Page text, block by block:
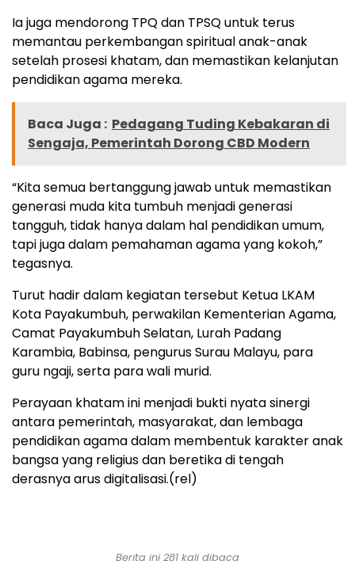
Ia juga mendorong TPQ dan TPSQ untuk terus
memantau perkembangan spiritual anak-anak
setelah prosesi khatam, dan memastikan kelanjutan
pendidikan agama mereka.
Baca Juga : Pedagang Tuding Kebakaran di
Sengaja, Pemerintah Dorong CBD Modern
“Kita semua bertanggung jawab untuk memastikan
generasi muda kita tumbuh menjadi generasi
tangguh, tidak hanya dalam hal pendidikan umum,
tapi juga dalam pemahaman agama yang kokoh,”
tegasnya.
Turut hadir dalam kegiatan tersebut Ketua LKAM
Kota Payakumbuh, perwakilan Kementerian Agama,
Camat Payakumbuh Selatan, Lurah Padang
Karambia, Babinsa, pengurus Surau Malayu, para
guru ngaji, serta para wali murid.
Perayaan khatam ini menjadi bukti nyata sinergi
antara pemerintah, masyarakat, dan lembaga
pendidikan agama dalam membentuk karakter anak
bangsa yang religius dan beretika di tengah
derasnya arus digitalisasi.(rel)
Berita ini 281 kali dibaca